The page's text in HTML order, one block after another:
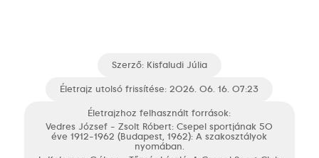
Szerző: Kisfaludi Júlia
Életrajz utolsó frissítése: 2026. 06. 16. 07:23
Életrajzhoz felhasznált források:
Vedres József - Zsolt Róbert: Csepel sportjának 50
éve 1912-1962 (Budapest, 1962): A szakosztályok
nyomában.